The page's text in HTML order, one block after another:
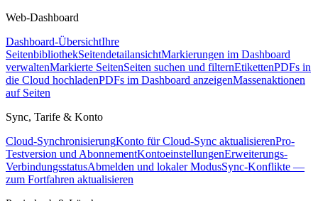
Web-Dashboard
Dashboard-ÜbersichtIhre
SeitenbibliothekSeitendetailansichtMarkierungen im Dashboard
verwaltenMarkierte SeitenSeiten suchen und filternEtikettenPDFs in
die Cloud hochladenPDFs im Dashboard anzeigenMassenaktionen
auf Seiten
Sync, Tarife & Konto
Cloud-SynchronisierungKonto für Cloud-Sync aktualisierenPro-
Testversion und AbonnementKontoeinstellungenErweiterungs-
VerbindungsstatusAbmelden und lokaler ModusSync-Konflikte —
zum Fortfahren aktualisieren